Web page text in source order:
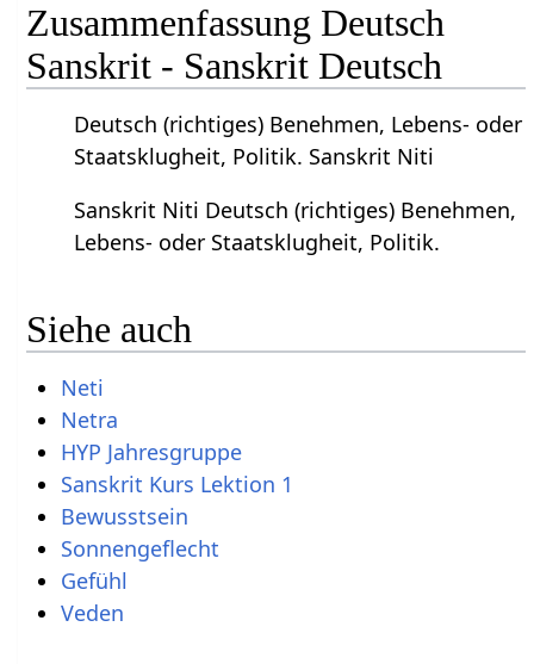
Zusammenfassung Deutsch
Sanskrit - Sanskrit Deutsch
Deutsch (richtiges) Benehmen, Lebens- oder
Staatsklugheit, Politik. Sanskrit Niti
Sanskrit Niti Deutsch (richtiges) Benehmen,
Lebens- oder Staatsklugheit, Politik.
Siehe auch
Neti
Netra
HYP Jahresgruppe
Sanskrit Kurs Lektion 1
Bewusstsein
Sonnengeflecht
Gefühl
Veden